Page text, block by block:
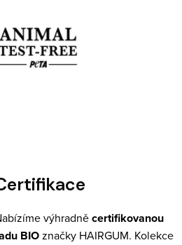
výhradněcertifikovanou
BIOznačky HAIRGUM. Kolekce